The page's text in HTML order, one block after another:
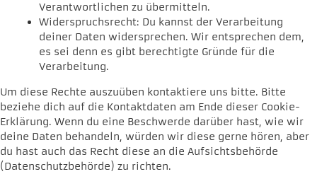
Verantwortlichen zu übermitteln.
Widerspruchsrecht: Du kannst der Verarbeitung
deiner Daten widersprechen. Wir entsprechen dem,
es sei denn es gibt berechtigte Gründe für die
Verarbeitung.
Um diese Rechte auszuüben kontaktiere uns bitte. Bitte
beziehe dich auf die Kontaktdaten am Ende dieser Cookie-
Erklärung. Wenn du eine Beschwerde darüber hast, wie wir
deine Daten behandeln, würden wir diese gerne hören, aber
du hast auch das Recht diese an die Aufsichtsbehörde
(Datenschutzbehörde) zu richten.